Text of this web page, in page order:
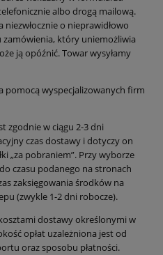
albo drogą mailową.
o nieprawidłowo
który uniemożliwia
ją opóźnić. Towar wysyłamy
pomocą wyspecjalizowanych firm
zgodnie w ciągu 2-3 dni
czas dostawy i dotyczy on
„za pobraniem”. Przy wyborze
czasu podanego na stronach
zaksięgowania środków na
(zwykle 1-2 dni robocze).
dostawy określonymi w
opłat uzależniona jest od
oraz sposobu płatności.